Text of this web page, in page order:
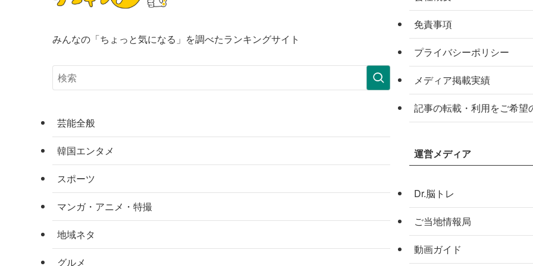
みんなの「ちょっと気になる」を調べたランキングサイト
芸能全般
韓国エンタメ
スポーツ
マンガ・アニメ・特撮
地域ネタ
グルメ
免責事項
プライバシーポリシー
メディア掲載実績
記事の転載・利用をご希望
運営メディア
Dr.脳トレ
ご当地情報局
動画ガイド